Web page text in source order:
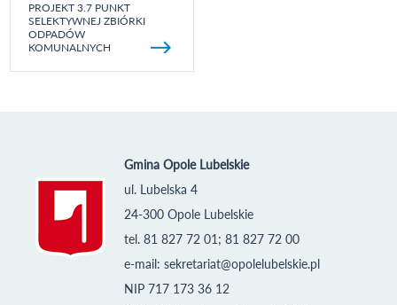
PROJEKT 3.7 PUNKT
SELEKTYWNEJ ZBIÓRKI
ODPADÓW
KOMUNALNYCH
Gmina Opole Lubelskie
ul. Lubelska 4
24-300 Opole Lubelskie
tel. 81 827 72 01; 81 827 72 00
e-mail: sekretariat@opolelubelskie.pl
NIP 717 173 36 12